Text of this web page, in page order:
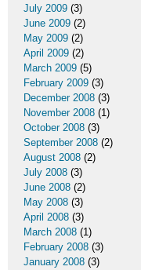
July 2009 (3)
June 2009 (2)
May 2009 (2)
April 2009 (2)
March 2009 (5)
February 2009 (3)
December 2008 (3)
November 2008 (1)
October 2008 (3)
September 2008 (2)
August 2008 (2)
July 2008 (3)
June 2008 (2)
May 2008 (3)
April 2008 (3)
March 2008 (1)
February 2008 (3)
January 2008 (3)